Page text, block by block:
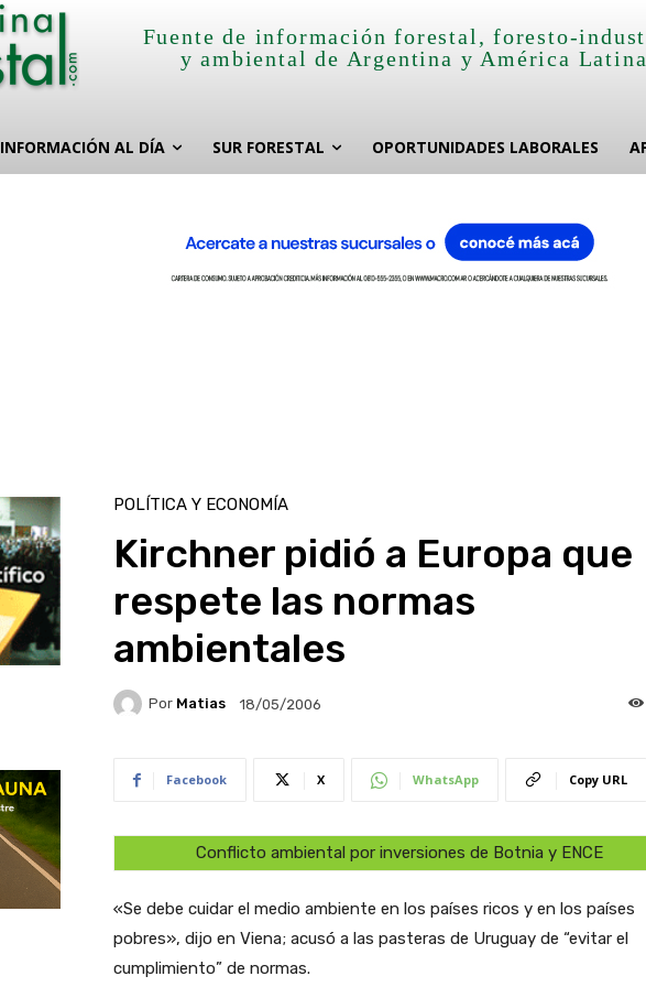
Fuente de información forestal, foresto-
y ambiental de Argentina y América
INFORMACIÓN AL DÍA SUR FORESTAL OPORTUNIDADES LABORALES
POLÍTICA Y ECONOMÍA
Kirchner pidió a Europa que
respete las normas
ambientales
Por Matias 18/05/2006
Facebook X WhatsApp Copy URL
Conflicto ambiental por inversiones de Botnia y ENCE
«Se debe cuidar el medio ambiente en los países ricos y en los países
pobres», dijo en Viena; acusó a las pasteras de Uruguay de “evitar el
cumplimiento” de normas.